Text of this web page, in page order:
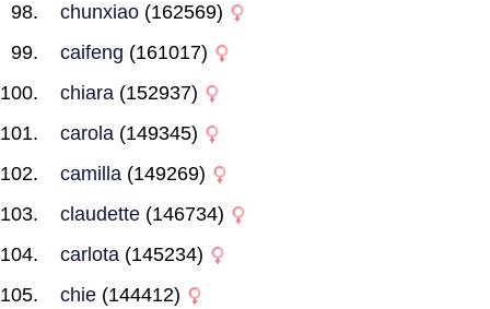
chunxiao (162569)
caifeng (161017)
chiara (152937)
carola (149345)
camilla (149269)
claudette (146734)
carlota (145234)
chie (144412)